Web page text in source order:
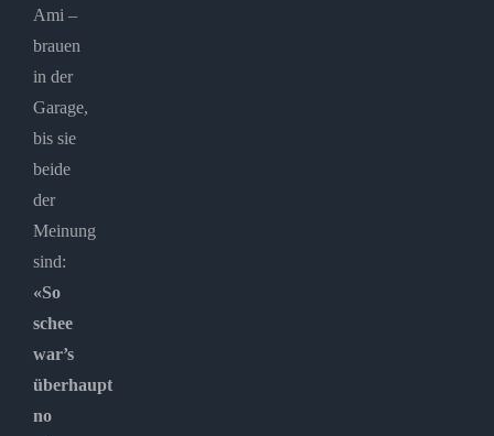
Ami –
brauen
in der
Garage,
bis sie
beide
der
Meinung
sind:
«So
schee
war’s
überhaupt
no